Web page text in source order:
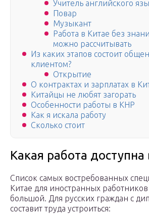
Учитель английского
Повар
Музыкант
Работа в Китае без
можно рассчитывать
Из каких этапов состоит
клиентом?
Открытие
О контрактах и зарплатах в
Китайцы не любят загорать
Особенности работы в КНР
Как я искала работу
Сколько стоит
Какая работа доступна
Список самых востребованных
Китае для иностранных работников
большой. Для русских граждан с
составит труда устроиться: